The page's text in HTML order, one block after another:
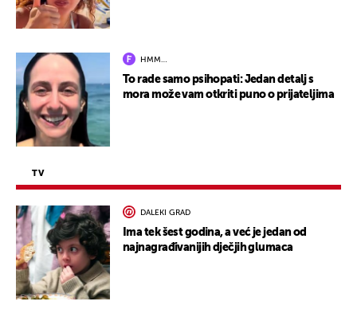
HMM…
To rade samo psihopati: Jedan detalj s
mora može vam otkriti puno o prijateljima
TV
DALEKI GRAD
Ima tek šest godina, a već je jedan od
najnagrađivanijih dječjih glumaca